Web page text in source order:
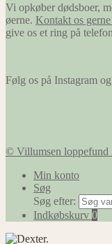
Vi opkøber dødsboer,
øerne. Kontakt os
give os et ring på
Følg os på Instagram
© Villumsen loppefund
Min konto
Søg
Søg efter:
Indkøbskurv 0